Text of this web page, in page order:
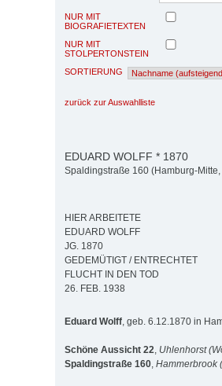
NUR MIT
BIOGRAFIETEXTEN
NUR MIT
STOLPERTONSTEIN
SORTIERUNG
zurück zur Auswahlliste
EDUARD WOLFF * 1870
Spaldingstraße 160 (Hamburg-
HIER ARBEITETE
EDUARD WOLFF
JG. 1870
GEDEMÜTIGT / ENTRECHTET
FLUCHT IN DEN TOD
26. FEB. 1938
Eduard Wolff, geb. 6.12.1870 in
Schöne Aussicht 22, Uhlenhorst
Spaldingstraße 160, Hammerbrook